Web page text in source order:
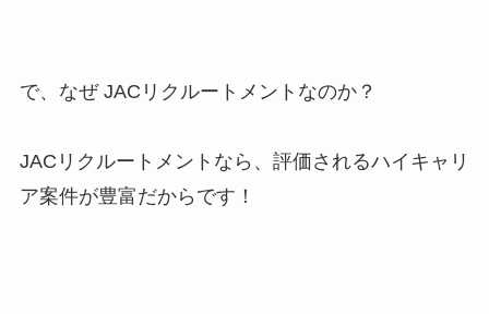
で、なぜ JACリクルートメントなのか？
JACリクルートメントなら、評価されるハイキャリ
ア案件が豊富だからです！